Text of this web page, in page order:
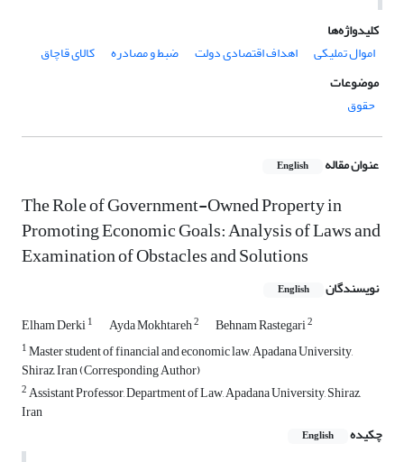
کلیدواژه‌ها
اموال تملیکی
اهداف اقتصادی دولت ضبط و مصادره
کالای قاچاق
موضوعات
حقوق
عنوان مقاله English
The Role of Government-Owned Property in
Promoting Economic Goals: Analysis of Laws and
Examination of Obstacles and Solutions
نویسندگان English
Elham Derki1 Ayda Mokhtareh2 Behnam Rastegari2
1Master student of financial and economic law, Apadana University,
Shiraz, Iran (Corresponding Author)
2Assistant Professor, Department of Law, Apadana University, Shiraz,
Iran
چکیده
English